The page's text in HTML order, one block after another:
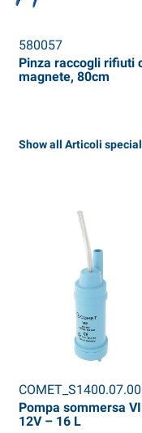
580057
Pinza raccogli rifiuti
magnete, 80cm
Show all Articoli
COMET_S1400.07.00
Pompa sommersa
12V – 16 L